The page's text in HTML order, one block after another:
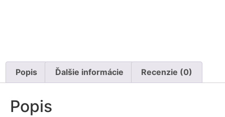
Popis Ďalšie informácie Recenzie (0)
Popis